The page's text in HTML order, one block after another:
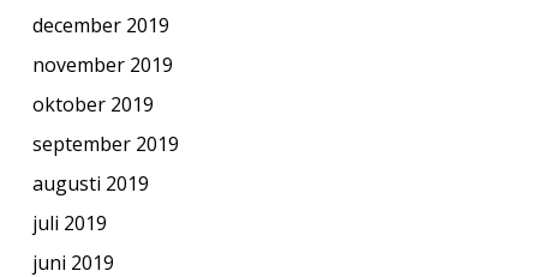
december 2019
november 2019
oktober 2019
september 2019
augusti 2019
juli 2019
juni 2019